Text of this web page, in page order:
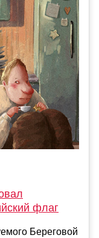
флаг
Береговой